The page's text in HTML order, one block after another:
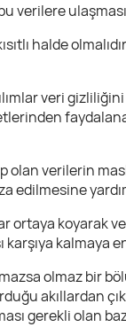
verilere
halde
veri
olan verilerin
edilmesine
ortaya koyarak
kalmaya
olmaz bir
akıllardan
gerekli olan